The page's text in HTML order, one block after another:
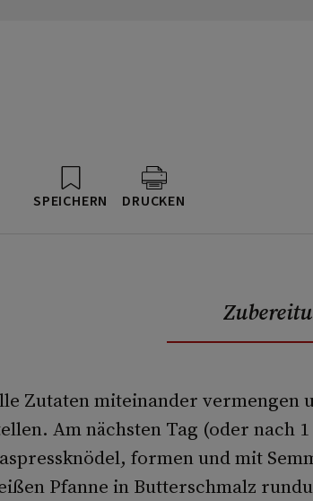
SPEICHERN DRUCKEN
Zutaten miteinander vermengen
Am nächsten Tag (oder nach
formen und mit
Pfanne in Butterschmalz